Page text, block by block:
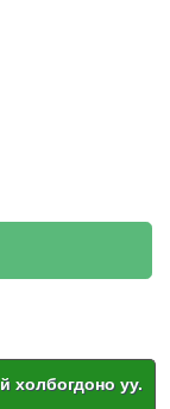
холбогдоно уу.